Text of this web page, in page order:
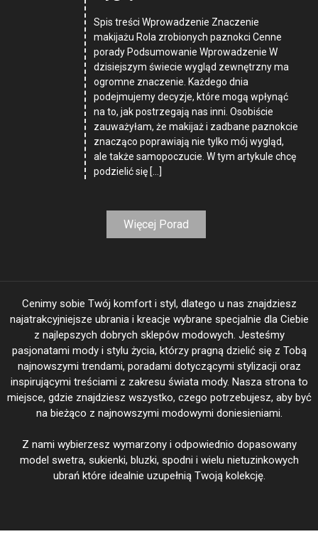
Spis treści Wprowadzenie Znaczenie
makijażu Rola zrobionych paznokci Cenne
porady Podsumowanie Wprowadzenie W
dzisiejszym świecie wygląd zewnętrzny ma
ogromne znaczenie. Każdego dnia
podejmujemy decyzje, które mogą wpłynąć
na to, jak postrzegają nas inni. Osobiście
zauważyłam, że makijaż i zadbane paznokcie
znacząco poprawiają nie tylko mój wygląd,
ale także samopoczucie. W tym artykule chcę
podzielić się […]
Więcej Porad
Cenimy sobie Twój komfort i styl, dlatego u nas znajdziesz
najatrakcyjniejsze ubrania i kreacje wybrane specjalnie dla Ciebie
z najlepszych dobrych sklepów modowych. Jesteśmy
pasjonatami mody i stylu życia, którzy pragną dzielić się z Tobą
najnowszymi trendami, poradami dotyczącymi stylizacji oraz
inspirującymi treściami z zakresu świata mody. Nasza strona to
miejsce, gdzie znajdziesz wszystko, czego potrzebujesz, aby być
na bieżąco z najnowszymi modowymi doniesieniami.
Z nami wybierzesz wymarzony i odpowiednio dopasowany
model swetra, sukienki, bluzki, spodni i wielu nietuzinkowych
ubrań które idealnie uzupełnią Twoją kolekcję.